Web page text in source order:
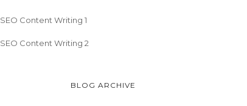
SEO Content Writing 1
SEO Content Writing 2
BLOG ARCHIVE